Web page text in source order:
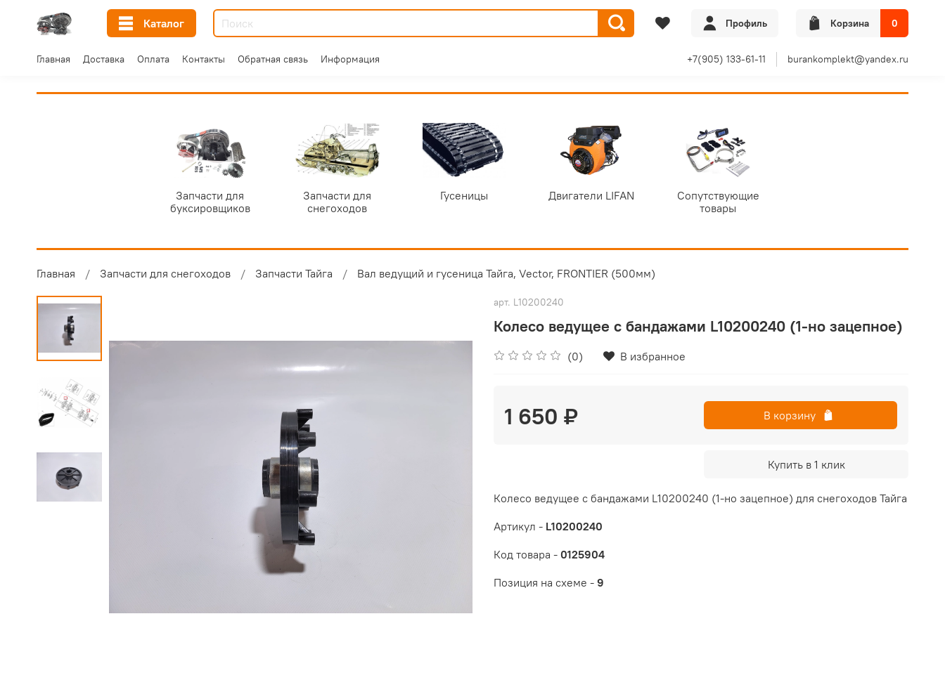
Каталог Профиль Корзина 0
Главная Доставка Оплата Контакты Обратная связь Информация +7(905) 133-61-11 burankomplekt@yandex.ru
Запчасти для
буксировщиков
Запчасти для
снегоходов
Гусеницы Двигатели LIFAN
Сопутствующие
товары
Главная Запчасти для снегоходов Запчасти Тайга Вал ведущий и гусеница Тайга, Vector, FRONTIER (500мм)
арт. L10200240
Колесо ведущее с бандажами L10200240 (1-но зацепное)
(0) В избранное
1 650 ₽ В корзину
Купить в 1 клик
Колесо ведущее с бандажами L10200240 (1-но зацепное) для снегоходов Тайга
Артикул - L10200240
Код товара - 0125904
Позиция на схеме - 9